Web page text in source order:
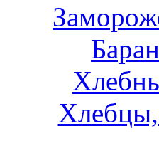
Хлебцы,